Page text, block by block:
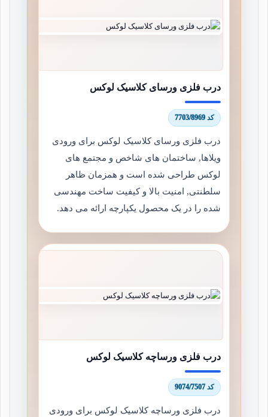
درب فلزی ورسای کلاسیک لوکس
کد 7703/8969
درب فلزی ورسای کلاسیک لوکس برای ورودی
ویلاها, ساختمان های شاخص و مجتمع های
لوکس طراحی شده است و همزمان ظاهر
سلطنتی, امنیت بالا و کیفیت ساخت مهندسی
شده را در یک محصول یکپارچه ارائه می دهد.
درب فلزی ورساچه کلاسیک لوکس
کد 9074/7507
درب فلزی ورساچه کلاسیک لوکس برای ورودی